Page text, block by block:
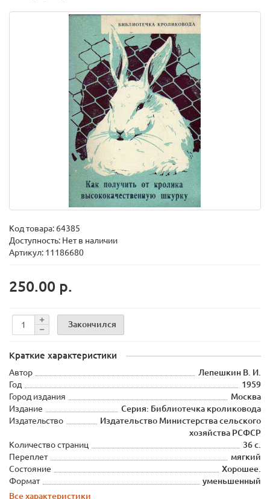
Код товара: 64385
Доступность: Нет в наличии
Артикул: 11186680
250.00 р.
Закончился
Краткие характеристики
Автор
Лепешкин В. И.
Год
1959
Город издания
Москва
Издание
Серия: Библиотечка кроликовода
Издательство
Издательство Министерства сельского
хозяйства РСФСР
Количество страниц
36 с.
Переплет
мягкий
Состояние
Хорошее.
Формат
уменьшенный
Все характеристики